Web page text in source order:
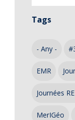
Tags
- Any -
EMR
Journées
MerIGéo